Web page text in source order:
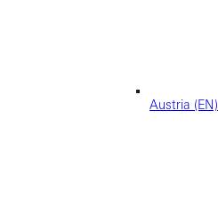
Austria (EN)